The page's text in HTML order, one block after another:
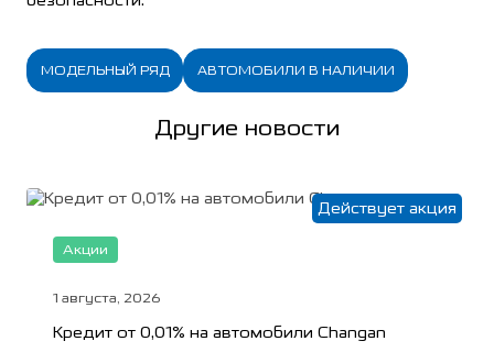
МОДЕЛЬНЫЙ РЯД АВТОМОБИЛИ В НАЛИЧИИ
Другие новости
Действует акция
Акции
1 августа, 2026
Кредит от 0,01% на автомобили Changan